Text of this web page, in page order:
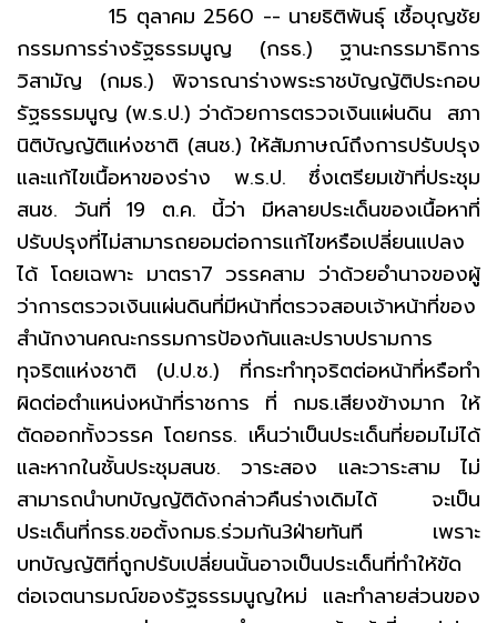
15 ตุลาคม 2560 -- นายธิติพันธุ์ เชื้อบุญชัย
กรรมการร่างรัฐธรรมนูญ (กรธ.) ฐานะกรรมาธิการ
วิสามัญ (กมธ.) พิจารณาร่างพระราชบัญญัติประกอบ
รัฐธรรมนูญ (พ.ร.ป.) ว่าด้วยการตรวจเงินแผ่นดิน สภา
นิติบัญญัติแห่งชาติ (สนช.) ให้สัมภาษณ์ถึงการปรับปรุง
และแก้ไขเนื้อหาของร่าง พ.ร.ป. ซึ่งเตรียมเข้าที่ประชุม
สนช. วันที่ 19 ต.ค. นี้ว่า มีหลายประเด็นของเนื้อหาที่
ปรับปรุงที่ไม่สามารถยอมต่อการแก้ไขหรือเปลี่ยนแปลง
ได้ โดยเฉพาะ มาตรา7 วรรคสาม ว่าด้วยอำนาจของผู้
ว่าการตรวจเงินแผ่นดินที่มีหน้าที่ตรวจสอบเจ้าหน้าที่ของ
สำนักงานคณะกรรมการป้องกันและปราบปรามการ
ทุจริตแห่งชาติ (ป.ป.ช.) ที่กระทำทุจริตต่อหน้าที่หรือทำ
ผิดต่อตำแหน่งหน้าที่ราชการ ที่ กมธ.เสียงข้างมาก ให้
ตัดออกทั้งวรรค โดยกรธ. เห็นว่าเป็นประเด็นที่ยอมไม่ได้
และหากในชั้นประชุมสนช. วาระสอง และวาระสาม ไม่
สามารถนำบทบัญญัติดังกล่าวคืนร่างเดิมได้ จะเป็น
ประเด็นที่กรธ.ขอตั้งกมธ.ร่วมกัน3ฝ่ายทันที เพราะ
บทบัญญัติที่ถูกปรับเปลี่ยนนั้นอาจเป็นประเด็นที่ทำให้ขัด
ต่อเจตนารมณ์ของรัฐธรรมนูญใหม่ และทำลายส่วนของ